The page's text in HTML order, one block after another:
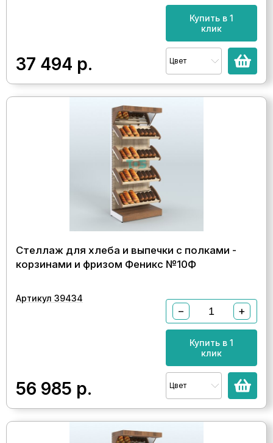
37 494 р.
Купить в 1
клик
Цвет
Стеллаж для хлеба и выпечки с полками -
корзинами и фризом Феникс №10Ф
Артикул 39434
56 985 р.
− +
Купить в 1
клик
Цвет